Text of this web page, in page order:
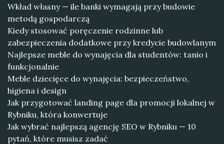
Wkład własny — ile banki wymagają przy budowie
metodą gospodarczą
Kiedy stosować poręczenie rodzinne lub
zabezpieczenia dodatkowe przy kredycie budowlanym
Najlepsze meble do wynajęcia dla studentów: tanio i
funkcjonalnie
Meble dziecięce do wynajęcia: bezpieczeństwo,
higiena i design
Jak przygotować landing page dla promocji lokalnej w
Rybniku, która konwertuje
Jak wybrać najlepszą agencję SEO w Rybniku — 10
pytań, które musisz zadać